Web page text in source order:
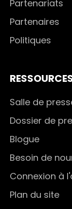
Partenariats
Partenaires
Politiques
Salle de
Dossier de
Blogue
Besoin de
Connexion à
Plan du site